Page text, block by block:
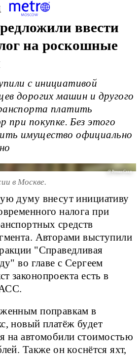
ввести
на роскошные
с инициативой
дорогих машин и другого
платить
при покупке. Без этого
имущество официально
@ Роман Саад
в Москве.
думу внесут инициативу
налога при
средств
Авторами выступили
"Справедливая
во главе с Сергеем
законопроекта есть в
поправкам в
новый платёж будет
на автомобили стоимостью
Также он коснётся яхт,